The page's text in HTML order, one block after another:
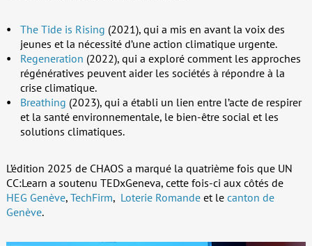
The Tide is Rising (2021), qui a mis en avant la voix des
jeunes et la nécessité d’une action climatique urgente.
Regeneration (2022), qui a exploré comment les approches
régénératives peuvent aider les sociétés à répondre à la
crise climatique.
Breathing (2023), qui a établi un lien entre l’acte de respirer
et la santé environnementale, le bien-être social et les
solutions climatiques.
L’édition 2025 de CHAOS a marqué la quatrième fois que UN
CC:Learn a soutenu TEDxGeneva, cette fois-ci aux côtés de
HEG Genève, TechFirm, Loterie Romandeet le canton de
Genève.